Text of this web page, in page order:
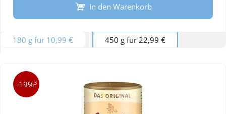
Tierbedarf
Wellness
In den Warenkorb
180 g für 10,99 € 450 g für 22,99 €
-19%3